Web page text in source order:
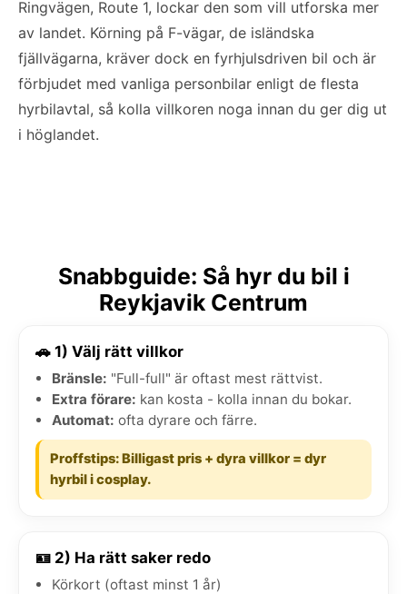
Ringvägen, Route 1, lockar den som vill utforska mer
av landet. Körning på F-vägar, de isländska
fjällvägarna, kräver dock en fyrhjulsdriven bil och är
förbjudet med vanliga personbilar enligt de flesta
hyrbilavtal, så kolla villkoren noga innan du ger dig ut
i höglandet.
Snabbguide: Så hyr du bil i
Reykjavik Centrum
🚗 1) Välj rätt villkor
Bränsle: "Full-full" är oftast mest rättvist.
Extra förare: kan kosta - kolla innan du bokar.
Automat: ofta dyrare och färre.
Proffstips: Billigast pris + dyra villkor = dyr
hyrbil i cosplay.
🪪 2) Ha rätt saker redo
Körkort (oftast minst 1 år)